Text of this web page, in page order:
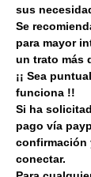
sus
Se
para mayor
un trato más
¡¡ Sea
funciona !!
Si ha
pago vía
confirmación
conectar.